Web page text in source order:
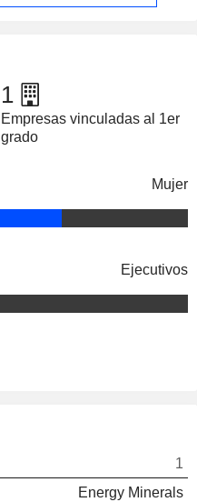
1
Empresas vinculadas al 1er
grado
Mujer
Ejecutivos
1
Energy Minerals